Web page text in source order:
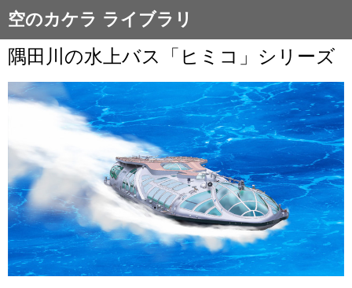
空のカケラ ライブラリ
隅田川の水上バス「ヒミコ」シリーズ